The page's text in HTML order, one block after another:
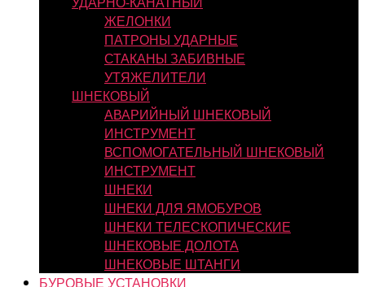
ЖЕЛОНКИ
ПАТРОНЫ УДАРНЫЕ
СТАКАНЫ ЗАБИВНЫЕ
УТЯЖЕЛИТЕЛИ
ШНЕКОВЫЙ
АВАРИЙНЫЙ ШНЕКОВЫЙ
ИНСТРУМЕНТ
ВСПОМОГАТЕЛЬНЫЙ ШНЕКОВЫЙ
ИНСТРУМЕНТ
ШНЕКИ
ШНЕКИ ДЛЯ ЯМОБУРОВ
ШНЕКИ ТЕЛЕСКОПИЧЕСКИЕ
ШНЕКОВЫЕ ДОЛОТА
ШНЕКОВЫЕ ШТАНГИ
БУРОВЫЕ УСТАНОВКИ